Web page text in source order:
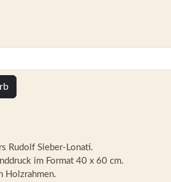
Rudolf Sieber-Lonati.
im Format 40 x 60 cm.
Holzrahmen.